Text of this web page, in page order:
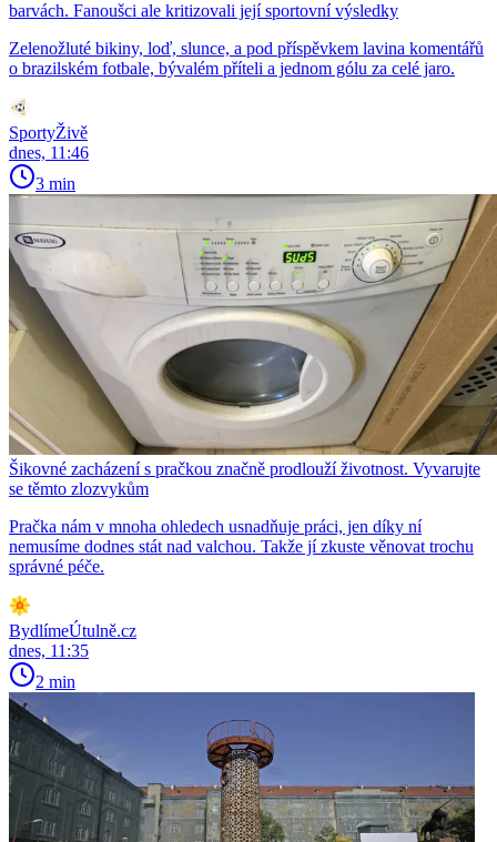
barvách. Fanoušci ale kritizovali její sportovní výsledky
Zelenožluté bikiny, loď, slunce, a pod příspěvkem lavina komentářů
o brazilském fotbale, bývalém příteli a jednom gólu za celé jaro.
SportyŽivě
dnes, 11:46
3 min
Šikovné zacházení s pračkou značně prodlouží životnost. Vyvarujte
se těmto zlozvykům
Pračka nám v mnoha ohledech usnadňuje práci, jen díky ní
nemusíme dodnes stát nad valchou. Takže jí zkuste věnovat trochu
správné péče.
BydlímeÚtulně.cz
dnes, 11:35
2 min